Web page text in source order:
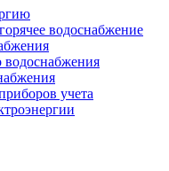
водоснабжение
водоснабжения
учета